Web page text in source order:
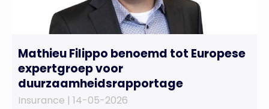
Mathieu Filippo benoemd tot Europese
expertgroep voor
duurzaamheidsrapportage
Insurance | 14-05-2026